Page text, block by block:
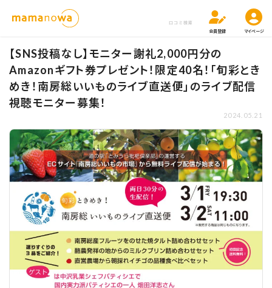
口コミ検索
会員登録
マイページ
【SNS投稿なし】モニター謝礼2,000円分の
Amazonギフト券プレゼント！限定40名！「旬彩とき
めき！南房総いいものライブ直送便」のライブ配信
視聴モニター募集！
2024.05.21